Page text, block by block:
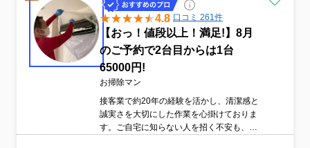
4.8 口コミ 261件
【おっ！値段以上！満足!】8月
のご予約で2台目からは1台
65000円!
お掃除マン
接客業で約20年の経験を活かし、清潔感と
誠実さを大切にした作業を心掛けておりま
す。ご自宅に知らない人を招く不安も、私